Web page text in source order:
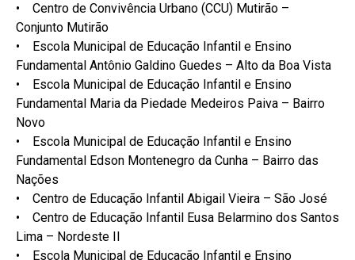
• Centro de Convivência Urbano (CCU) Mutirão –
Conjunto Mutirão
• Escola Municipal de Educação Infantil e Ensino
Fundamental Antônio Galdino Guedes – Alto da Boa Vista
• Escola Municipal de Educação Infantil e Ensino
Fundamental Maria da Piedade Medeiros Paiva – Bairro
Novo
• Escola Municipal de Educação Infantil e Ensino
Fundamental Edson Montenegro da Cunha – Bairro das
Nações
• Centro de Educação Infantil Abigail Vieira – São José
• Centro de Educação Infantil Eusa Belarmino dos Santos
Lima – Nordeste II
• Escola Municipal de Educação Infantil e Ensino